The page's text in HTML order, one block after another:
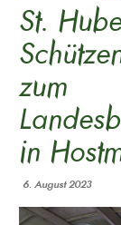
St.
zum
in
6. August 2023